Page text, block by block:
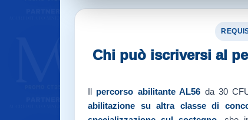
Chi può iscriversi al
Il percorso abilitante AL56 da 30
abilitazione su altra classe di